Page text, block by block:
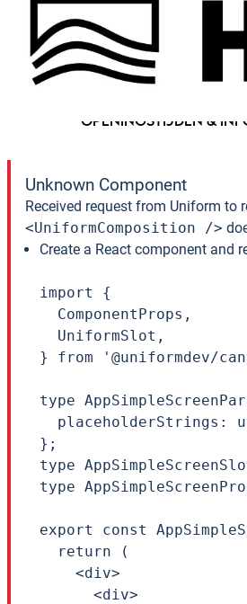
FAQ
HET WINKELCENTRUM
OPENINGSTIJDEN &
Unknown Component
Received request from Uniform to
<UniformComposition />
Create a React component and
import {
  ComponentProps,
  UniformSlot,
} from '@uniformdev/
type
placeholderStrings:
};
type
type
export const
  return (
    <div>
      <div>